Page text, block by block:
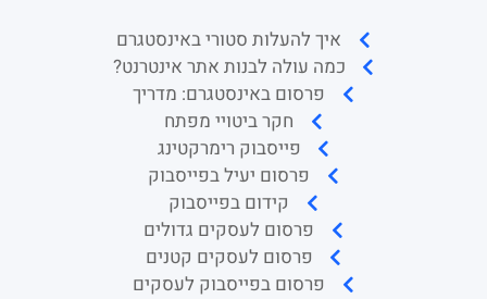
איך להעלות סטורי באינסטגרם
כמה עולה לבנות אתר אינטרנט?
פרסום באינסטגרם: מדריך
חקר ביטויי מפתח
פייסבוק רימרקטינג
פרסום יעיל בפייסבוק
קידום בפייסבוק
פרסום לעסקים גדולים
פרסום לעסקים קטנים
פרסום בפייסבוק לעסקים